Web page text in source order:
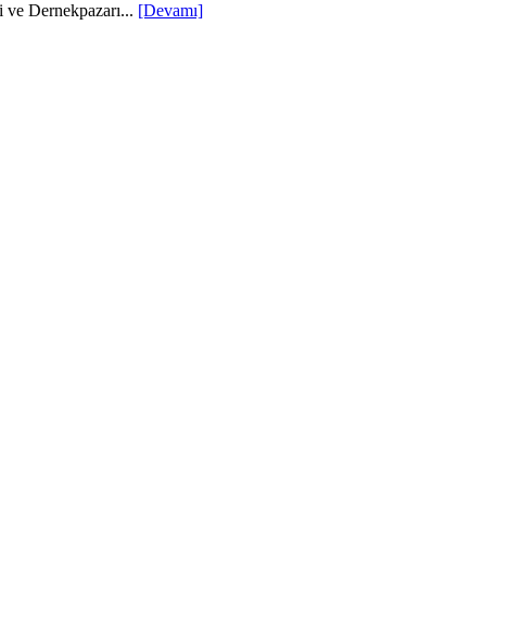
Dernekpazarı... [Devamı]